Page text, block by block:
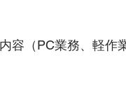
容（PC業務、軽作